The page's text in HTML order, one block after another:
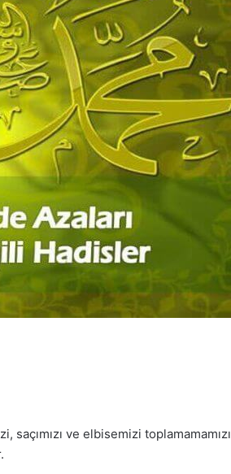
ve elbisemizi toplamamamızı